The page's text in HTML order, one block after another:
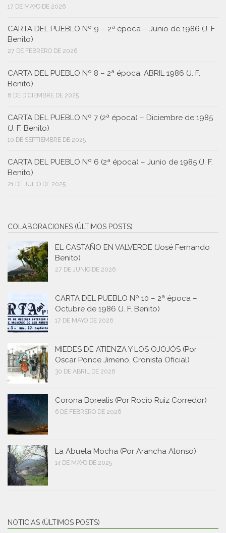
17 DE MAYO DE 2026
CARTA DEL PUEBLO Nº 9 – 2ª época – Junio de 1986 (J. F.
Benito)
27 DE FEBRERO DE 2026
CARTA DEL PUEBLO Nº 8 – 2ª época. ABRIL 1986 (J. F.
Benito)
8 DE DICIEMBRE DE 2025
CARTA DEL PUEBLO Nº 7 (2ª época) – Diciembre de 1985
(J. F. Benito)
10 DE SEPTIEMBRE DE 2025
CARTA DEL PUEBLO Nº 6 (2ª época) – Junio de 1985 (J. F.
Benito)
21 DE JULIO DE 2025
COLABORACIONES (ÚLTIMOS POSTS)
EL CASTAÑO EN VALVERDE (José Fernando
Benito)
27 DE JUNIO DE 2026
CARTA DEL PUEBLO Nº 10 – 2ª época –
Octubre de 1986 (J. F. Benito)
17 DE MAYO DE 2026
MIEDES DE ATIENZA Y LOS OJOJÓS (Por
Oscar Ponce Jimeno, Cronista Oficial)
30 DE ABRIL DE 2026
Corona Borealis (Por Rocío Ruiz Corredor)
6 DE FEBRERO DE 2026
La Abuela Mocha (Por Arancha Alonso)
14 DE MAYO DE 2025
NOTICIAS (ÚLTIMOS POSTS)